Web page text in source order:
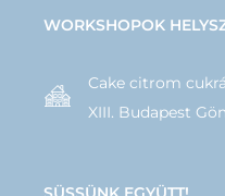
WORKSHOPOK
Cake citrom
XIII. Budapest